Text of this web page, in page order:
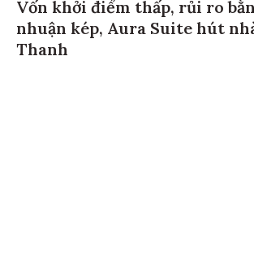
Vốn khởi điểm thấp, rủi ro
nhuận kép, Aura Suite hút
Thanh